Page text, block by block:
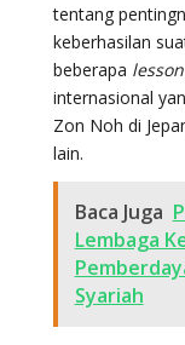
tentang
keberhasilan
beberapa
internasional
Zon Noh di
lain.
Baca Juga
Lembaga
Syariah